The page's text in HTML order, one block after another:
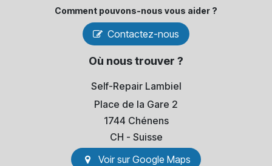
Comment pouvons-​nous vous aider ?
Contactez-nous
Où nous trouver ?
Self-Repair Lambiel
Place de la Gare 2
1744 Chénens
​CH - Suisse
Voir sur Go​​ogle Maps